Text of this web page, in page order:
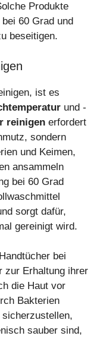
Produkte
bei 60 Grad und
beseitigen.
ist es
und -
reinigen erfordert
sondern
und Keimen,
ansammeln
bei 60 Grad
sorgt dafür,
gereinigt wird.
bei
zur Erhaltung ihrer
die Haut vor
Bakterien
sauber sind,